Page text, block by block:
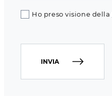
Ho preso visione della
INVIA